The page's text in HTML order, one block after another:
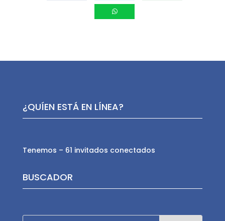
¿QUÍEN ESTÁ EN LÍNEA?
Tenemos – 61 invitados conectados
BUSCADOR